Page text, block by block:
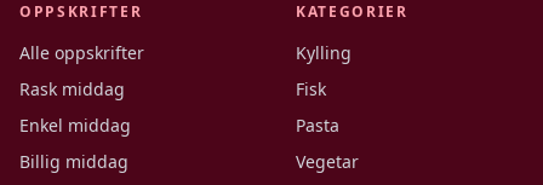
OPPSKRIFTER
Alle oppskrifter
Rask middag
Enkel middag
Billig middag
KATEGORIER
Kylling
Fisk
Pasta
Vegetar